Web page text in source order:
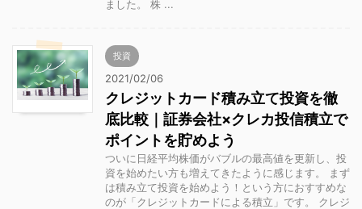
ました。 株 ...
投資
2021/02/06
クレジットカード積み立て投資を徹
底比較｜証券会社×クレカ投信積立で
ポイントを貯めよう
ついに日経平均株価がバブルの最高値を更新し、投
資を始めたい方も増えてきたように感じます。 まず
は積み立て投資を始めよう！という方におすすめな
のが「クレジットカードによる積立」です。 クレジ